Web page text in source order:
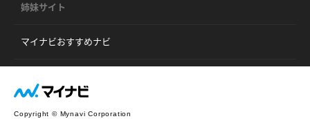
姉妹サイト
マイナビおすすめナビ
Copyright © Mynavi Corporation